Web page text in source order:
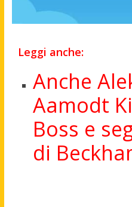
Leggi anche:
Anche
Aamodt
Boss e
di